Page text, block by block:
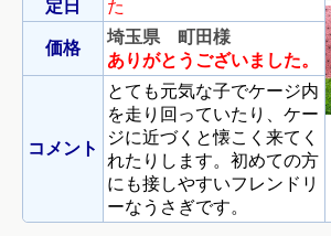
定日
た
価格
埼玉県 町田様
ありがとうございました。
コメント
とても元気な子でケージ内
を走り回っていたり、ケー
ジに近づくと懐こく来てく
れたりします。初めての方
にも接しやすいフレンドリ
ーなうさぎです。